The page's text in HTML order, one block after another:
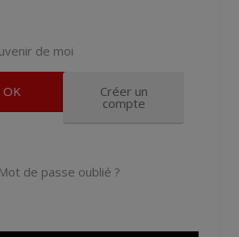
de moi
Créer un
compte
Mot de passe oublié ?